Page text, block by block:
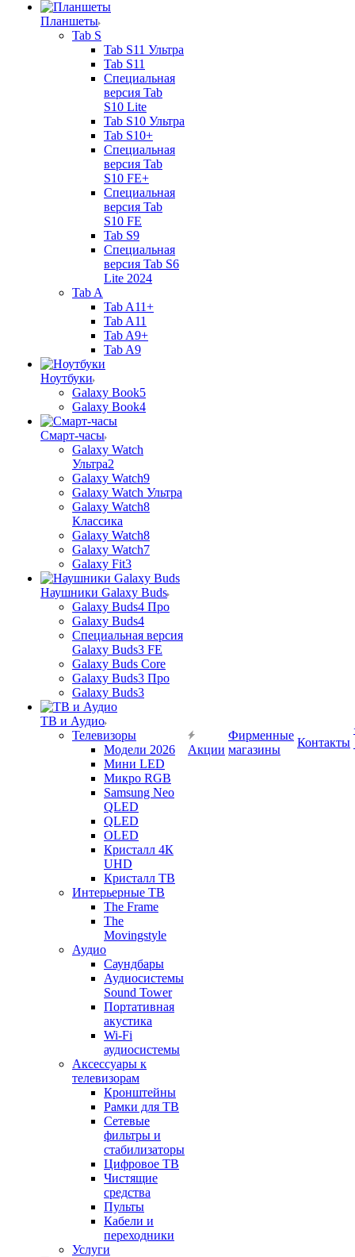
Планшеты
Tab S
Tab S11 Ультра
Tab S11
Специальная
версия Tab
S10 Lite
Tab S10 Ультра
Tab S10+
Специальная
версия Tab
S10 FE+
Специальная
версия Tab
S10 FE
Tab S9
Специальная
версия Tab S6
Lite 2024
Tab A
Tab A11+
Tab A11
Tab A9+
Tab A9
Ноутбуки
Galaxy Book5
Galaxy Book4
Смарт-часы
Galaxy Watch
Ультра2
Galaxy Watch9
Galaxy Watch Ультра
Galaxy Watch8
Классика
Galaxy Watch8
Galaxy Watch7
Galaxy Fit3
Наушники Galaxy Buds
Galaxy Buds4 Про
Galaxy Buds4
Специальная версия
Galaxy Buds3 FE
Galaxy Buds Core
Galaxy Buds3 Про
Galaxy Buds3
ТВ и Аудио
Телевизоры
Модели 2026
Мини LED
Микро RGB
Samsung Neo
QLED
QLED
OLED
Кристалл 4К
UHD
Кристалл ТВ
Интерьерные ТВ
The Frame
The
Movingstyle
Аудио
Саундбары
Аудиосистемы
Sound Tower
Портативная
акустика
Wi-Fi
аудиосистемы
Аксессуары к
телевизорам
Кронштейны
Рамки для ТВ
Сетевые
фильтры и
стабилизаторы
Цифровое ТВ
Чистящие
средства
Пульты
Кабели и
переходники
Услуги
Акции
Фирменные
магазины
Контакты